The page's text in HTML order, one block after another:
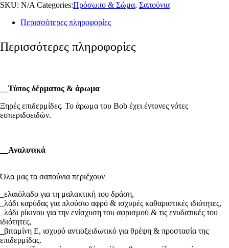
SKU: N/A Categories:Πρόσωπο & Σώμα, Σαπούνια
Περισσότερες πληροφορίες
Περισσότερες πληροφορίες
Τύπος δέρματος & άρωμα
Ξηρές επιδερμίδες. Το άρωμα του Bob έχει έντονες νότες
εσπεριδοειδών.
Αναλυτικά
Όλα μας τα σαπούνια περιέχουν
_ελαιόλαδο για τη μαλακτική του δράση,
_λάδι καρύδας για πλούσιο αφρό & ισχυρές καθαριστικές ιδιότητες,
_λάδι ρίκινου για την ενίσχυση του αφρισμού & τις ενυδατικές του
ιδιότητες,
_βιταμίνη Ε, ισχυρό αντιοξειδωτικό για θρέψη & προστασία της
επιδερμίδας.